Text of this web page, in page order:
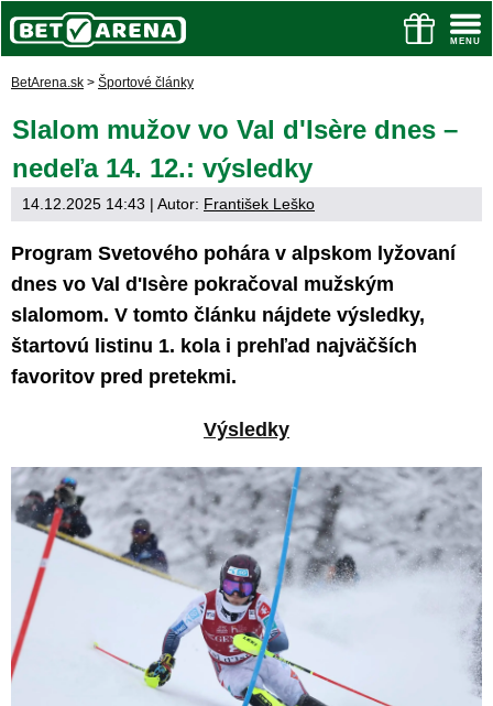
BetArena.sk > Športové články
Slalom mužov vo Val d'Isère dnes –
nedeľa 14. 12.: výsledky
14.12.2025 14:43 | Autor: František Leško
Program Svetového pohára v alpskom lyžovaní
dnes vo Val d'Isère pokračoval mužským
slalomom. V tomto článku nájdete výsledky,
štartovú listinu 1. kola i prehľad najväčších
favoritov pred pretekmi.
Výsledky